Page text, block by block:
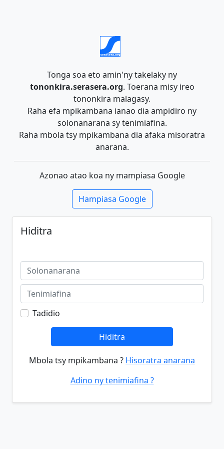
Tonga soa eto amin'ny takelaky ny
tononkira.serasera.org. Toerana misy ireo
tononkira malagasy.
Raha efa mpikambana ianao dia ampidiro ny
solonanarana sy tenimiafina.
Raha mbola tsy mpikambana dia afaka misoratra
anarana.
Azonao atao koa ny mampiasa Google
Hampiasa Google
Hiditra
Tadidio
Hiditra
Mbola tsy mpikambana ? Hisoratra anarana
Adino ny tenimiafina ?